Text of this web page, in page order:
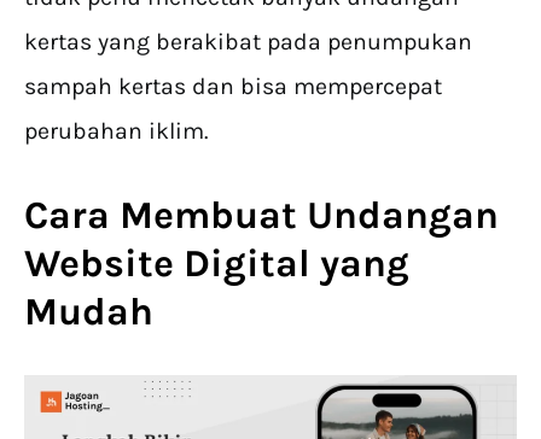
kertas yang berakibat pada penumpukan
sampah kertas dan bisa mempercepat
perubahan iklim.
Cara Membuat Undangan
Website Digital yang
Mudah